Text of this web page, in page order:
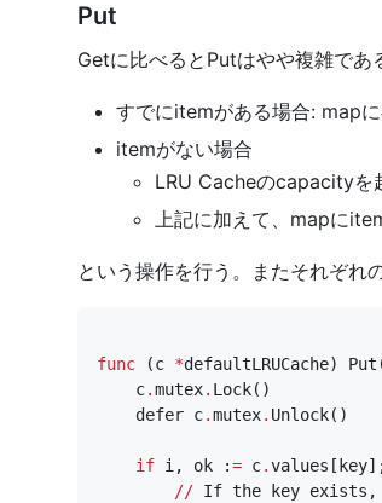
Put
Getに比べるとPutはやや複雑であ
すでにitemがある場合: map
itemがない場合
LRU Cacheのcapacityを
上記に加えて、mapに
という操作を行う。またそれぞれ
func (c *defaultLRUCache) Put
c.mutex. Lock()
defer c.mutex. Unlock()
if i, ok := c.values [ key
// If the key exists ,